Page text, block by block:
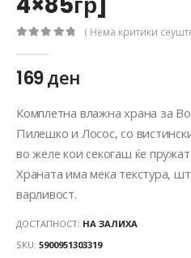
( Нема критики
169ден
Комплетна влажна храна за
Пилешко и Лосос, со
во желе кои секогаш ќе
Храната има мека текстура,
варливост.
ДОСТАПНОСТ: НА ЗАЛИХА
SKU: 5900951303319